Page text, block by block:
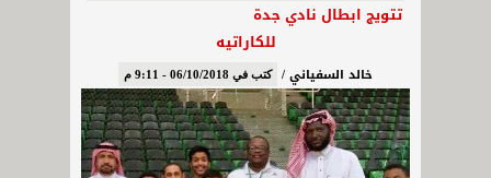
تتويج ابطال نادي جدة
للكاراتيه
خالد السفياني / كتب في 06/10/2018 - 9:11 م